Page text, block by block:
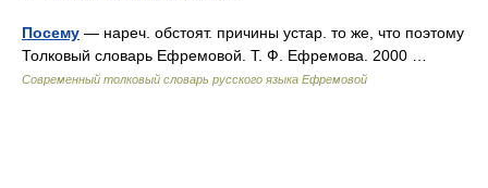
Посему — нареч. обстоят. причины устар. то же, что поэтому
Толковый словарь Ефремовой. Т. Ф. Ефремова. 2000 …
Современный толковый словарь русского языка Ефремовой